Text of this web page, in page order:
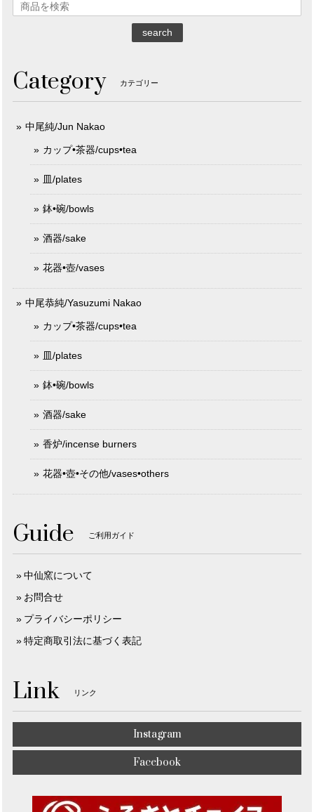
search
Category カテゴリー
中尾純/Jun Nakao
カップ•茶器/cups•tea
皿/plates
鉢•碗/bowls
酒器/sake
花器•壺/vases
中尾恭純/Yasuzumi Nakao
カップ•茶器/cups•tea
皿/plates
鉢•碗/bowls
酒器/sake
香炉/incense burners
花器•壺•その他/vases•others
Guide ご利用ガイド
中仙窯について
お問合せ
プライバシーポリシー
特定商取引法に基づく表記
Link リンク
Instagram
Facebook